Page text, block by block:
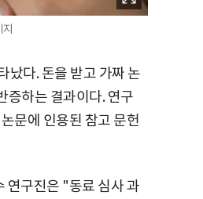
났다. 돈을 받고 가짜 논
하는 결과이다. 연구
문에 인용된 참고 문헌
연구진은 "동료 심사 과